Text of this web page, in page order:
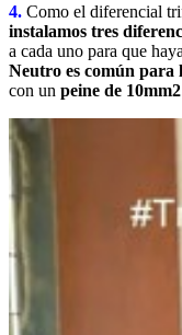
4. Como el diferencial
instalamos tres
a cada uno para que
Neutro es común para
con un peine de 10mm2